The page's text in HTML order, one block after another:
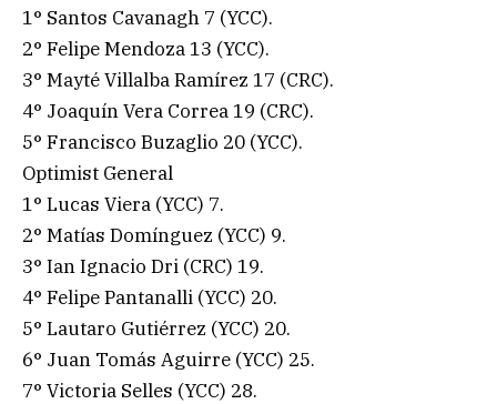
1° Santos Cavanagh 7 (YCC).
2° Felipe Mendoza 13 (YCC).
3° Mayté Villalba Ramírez 17 (CRC).
4° Joaquín Vera Correa 19 (CRC).
5° Francisco Buzaglio 20 (YCC).
Optimist General
1° Lucas Viera (YCC) 7.
2° Matías Domínguez (YCC) 9.
3° Ian Ignacio Dri (CRC) 19.
4° Felipe Pantanalli (YCC) 20.
5° Lautaro Gutiérrez (YCC) 20.
6° Juan Tomás Aguirre (YCC) 25.
7° Victoria Selles (YCC) 28.